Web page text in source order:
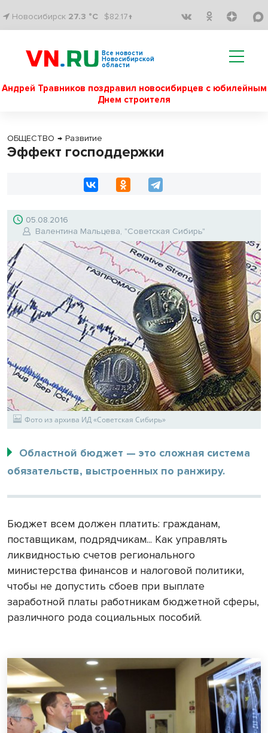
Новосибирск 27.3 °C $82.17↑
Все новости
Новосибирской
области
Андрей Травников поздравил новосибирцев с юбилейным
Днем строителя
ОБЩЕСТВО → Развитие
Эффект господдержки
05.08.2016
Валентина Мальцева, "Советская Сибирь"
Фото из архива ИД «Советская Сибирь»
Областной бюджет — это сложная система
обязательств, выстроенных по ранжиру.
Бюджет всем должен платить: гражданам,
поставщикам, подрядчикам... Как управлять
ликвидностью счетов регионального
министерства финансов и налоговой политики,
чтобы не допустить сбоев при выплате
заработной платы работникам бюджетной сферы,
различного рода социальных пособий.